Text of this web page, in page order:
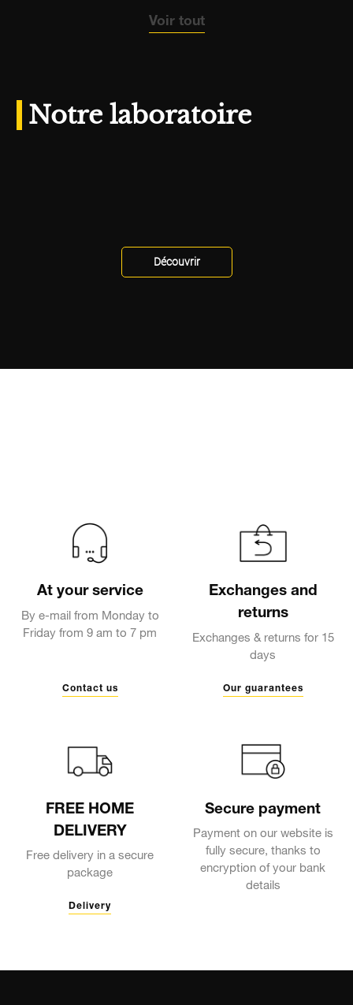
Voir tout
Notre laboratoire
Découvrir
At your service
By e-mail from Monday to
Friday from 9 am to 7 pm
Contact us
Exchanges and
returns
Exchanges & returns for 15
days
Our guarantees
FREE HOME
DELIVERY
Free delivery in a secure
package
Delivery
Secure payment
Payment on our website is
fully secure, thanks to
encryption of your bank
details